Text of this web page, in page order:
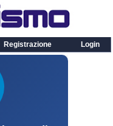
Registrazione Login